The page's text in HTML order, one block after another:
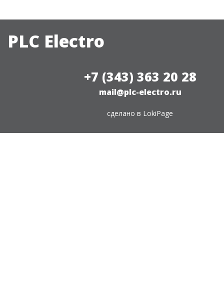
PLC Electro
+7 (343) 363 20 28
mail@plc-electro.ru
сделано в LokiPage